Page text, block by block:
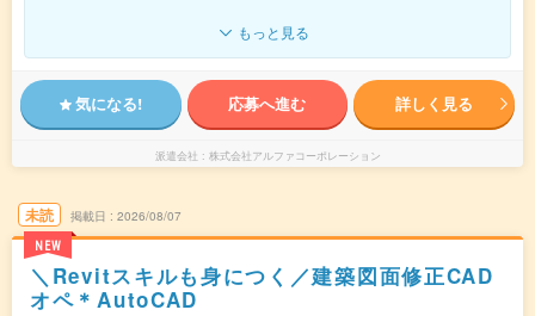
もっと見る
気になる! 応募へ進む 詳しく見る
派遣会社 株式会社アルファコーポレーション
未読
NEW
掲載日 2026/08/07
＼Revitスキルも身につく／建築図面修正CAD
オペ＊AutoCAD